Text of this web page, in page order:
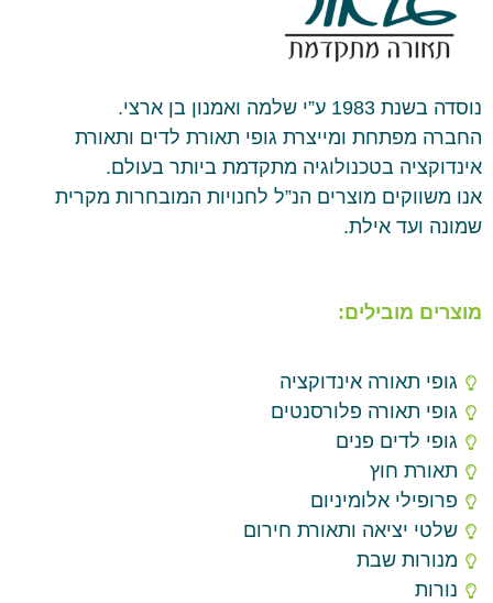
נוסדה בשנת 1983 ע”י שלמה ואמנון בן ארצי.
החברה מפתחת ומייצרת גופי תאורת לדים ותאורת
אינדוקציה בטכנולוגיה מתקדמת ביותר בעולם.
אנו משווקים מוצרים הנ”ל לחנויות המובחרות מקרית
שמונה ועד אילת.
מוצרים מובילים:
גופי תאורה אינדוקציה
גופי תאורה פלורסנטים
גופי לדים פנים
תאורת חוץ
פרופילי אלומיניום
שלטי יציאה ותאורת חירום
מנורות שבת
נורות